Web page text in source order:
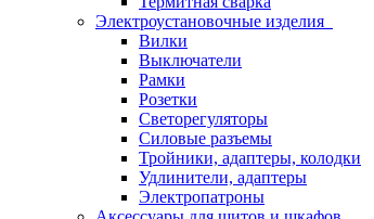
Электроустановочные изделия
Вилки
Выключатели
Рамки
Розетки
Светорегуляторы
Силовые разъемы
Тройники, адаптеры, колодки
Удлинители, адаптеры
Электропатроны